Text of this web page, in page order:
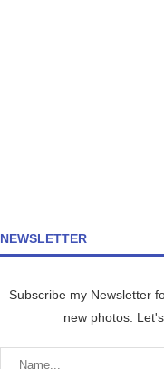
NEWSLETTER
Subscribe my Newsletter
new photos.